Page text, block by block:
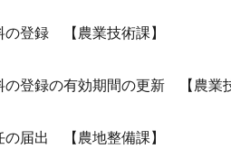
の登録 【農業技術課】
の登録の有効期間の更新 【農業
の届出 【農地整備課】